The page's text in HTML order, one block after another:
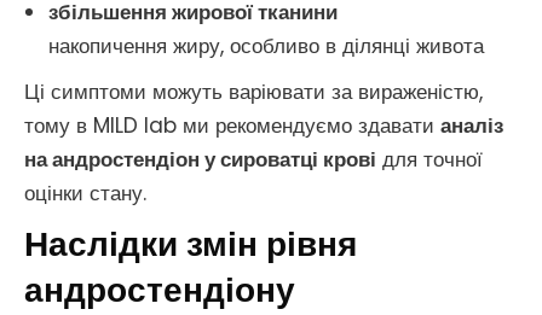
збільшення жирової тканини
накопичення жиру, особливо в ділянці живота
Ці симптоми можуть варіювати за вираженістю,
тому в MILD lab ми рекомендуємо здавати аналіз
на андростендіон у сироватці крові для точної
оцінки стану.
Наслідки змін рівня
андростендіону